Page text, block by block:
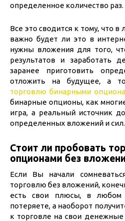
определенное количество раз.
Все это сводится к тому, что
важно будет ли это в
нужны вложения для того,
результатов и заработать
заранее приготовить
отложить на будущее, а
торговлю бинарными
бинарные опционы, как
игра, а реальный источник
определенных вложений и сил.
Стоит ли пробовать
опционами без
Если Вы начали
торговлю без вложений,
есть свои плюсы, в любом
потеряете, а наоборот
к торговле на свои